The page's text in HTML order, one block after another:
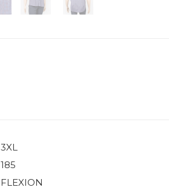
3XL
185
FLEXION